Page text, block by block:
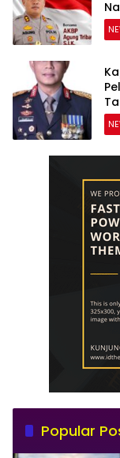
Popular